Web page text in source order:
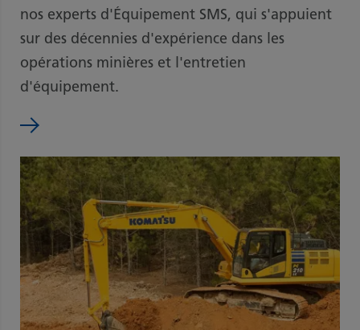
nos experts d'Équipement SMS, qui s'appuient
sur des décennies d'expérience dans les
opérations minières et l'entretien
d'équipement.